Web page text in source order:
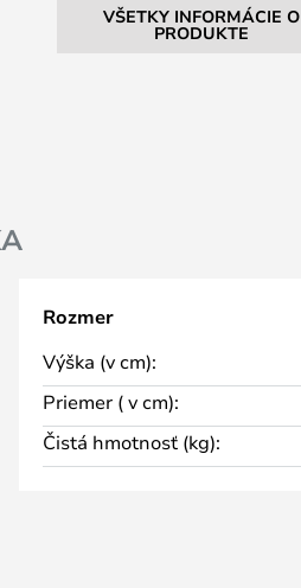
VŠETKY INFORMÁCIE O
PRODUKTE
Rozmer
Výška (v cm):
Priemer ( v cm):
Čistá hmotnosť (kg):